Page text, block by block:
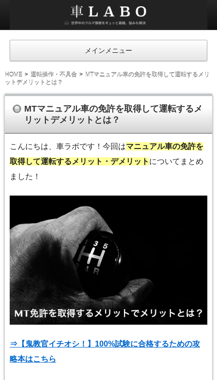
ラ
ボ
メインメニュー
HOME 運転操作・不具合
MTマニュアル車の免許を取得して運転するメリ
ットデメリットとは？
MTマニュアル車の免許を取得して運転するメ
リットデメリットとは？
こんにちは、車ラボです！今回はマニュアル車の免許を
取得して運転するメリット・デメリット についてまとめ
ました！
⇒【鬼教官イチオシ！】100%試験に合格するための攻
略本はこちら